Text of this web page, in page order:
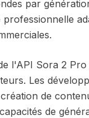
par
professionnelle
l'API Sora 2
Les
de
de